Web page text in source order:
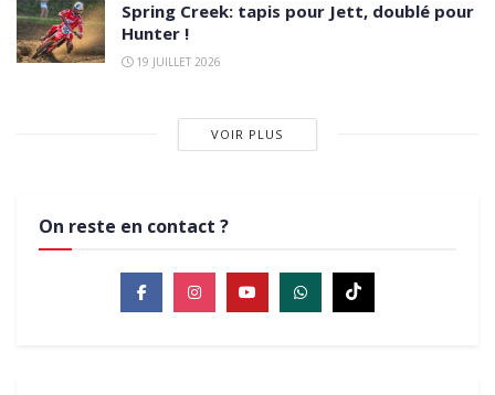
Spring Creek: tapis pour Jett, doublé pour
Hunter !
19 JUILLET 2026
VOIR PLUS
On reste en contact ?